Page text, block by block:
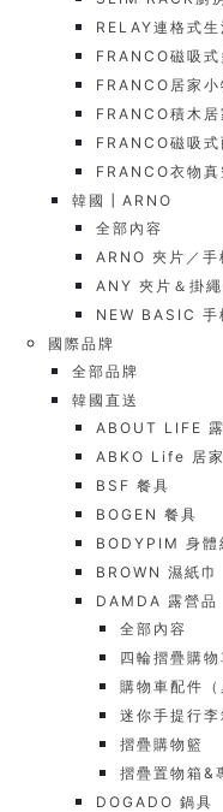
RELAY連格式
FRANCO磁吸
FRANCO居家小
FRANCO積木居
FRANCO磁吸式
FRANCO衣物真
韓國┃ARNO
全部內容
ARNO 夾片／手
ANY 夾片＆掛繩
NEW BASIC 手
國際品牌
全部品牌
韓國直送
ABOUT LIFE
ABKO Life 居
BSF 餐具
BOGEN 餐具
BODYPIM 身體
BROWN 濕紙巾
DAMDA 露營品
全部內容
四輪摺疊購物
購物車配件（
迷你手提行李
摺疊購物籃
摺疊置物箱&
DOGADO 鍋具